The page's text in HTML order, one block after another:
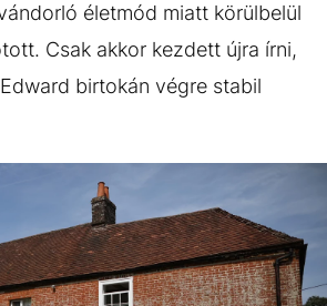
életmód miatt körülbelül
Csak akkor kezdett újra írni,
birtokán végre stabil